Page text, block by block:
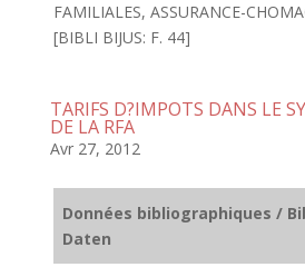
FAMILIALES, ASSURANCE-
[BIBLI BIJUS: F. 44]
TARIFS D?IMPOTS DANS LE
DE LA RFA
Avr 27, 2012
Données bibliographiques /
Daten